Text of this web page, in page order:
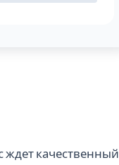
ждет качественный